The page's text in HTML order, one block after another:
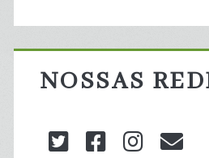
NOSSAS
twitterfacebook